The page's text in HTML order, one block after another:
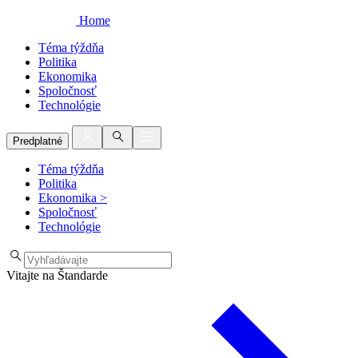
Home
Téma týždňa
Politika
Ekonomika
Spoločnosť
Technológie
Predplatné
Téma týždňa
Politika
Ekonomika >
Spoločnosť
Technológie
Vitajte na Štandarde